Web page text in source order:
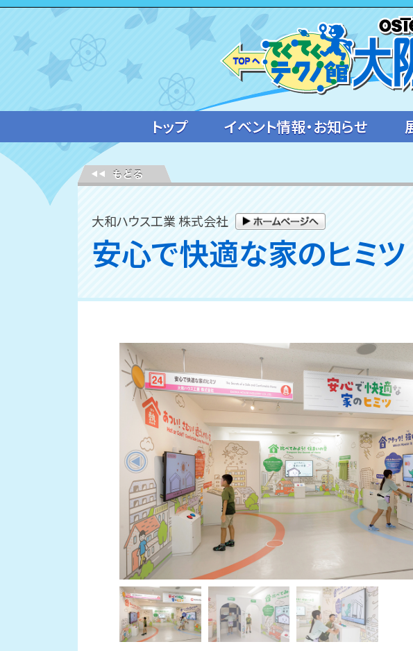
トップ イベント情報・お知らせ
大和ハウス工業 株式会社
安心で快適な家のヒミツ